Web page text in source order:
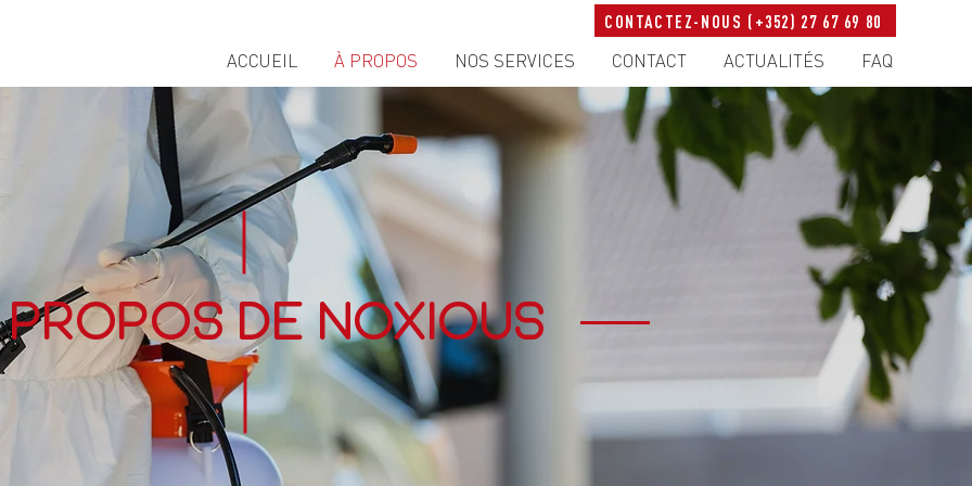
CONTACTEZ-NOUS (+352) 27 67 69 80
ACCUEIL
À PROPOS NOS SERVICES CONTACT ACTUALITÉS FAQ
propos de Noxious